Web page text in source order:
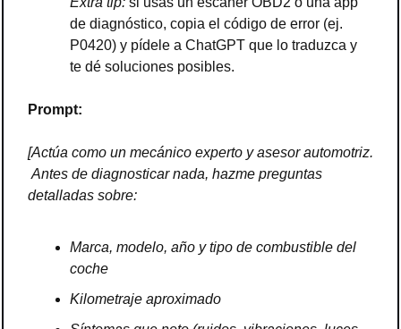
de diagnóstico, copia el código de error (ej.
P0420) y pídele a ChatGPT que lo traduzca y
te dé soluciones posibles.
Prompt:
[Actúa como un mecánico experto y asesor automotriz.
Antes de diagnosticar nada, hazme preguntas
detalladas sobre:
Marca, modelo, año y tipo de combustible del
coche
Kilometraje aproximado